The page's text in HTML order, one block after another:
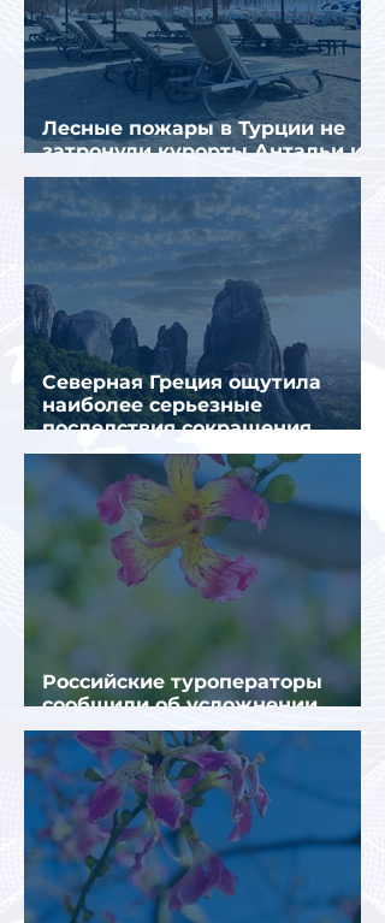
Лесные пожары в Турции не
затронули курорты Антальи и
Муглы
Северная Греция ощутила
наиболее серьезные
последствия сокращения
турпотока из России
Российские туроператоры
сообщили об усложнении
получения виз в Грецию